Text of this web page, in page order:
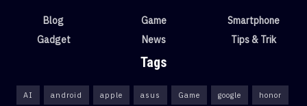
Blog
Gadget
Game
News
Smartphone
Tips & Trik
Tags
AI android apple asus Game google honor